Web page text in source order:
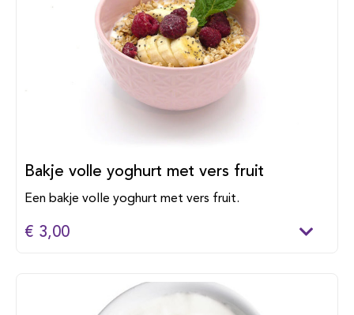
Bakje volle yoghurt met vers fruit
Een bakje volle yoghurt met vers fruit.
€ 3,00